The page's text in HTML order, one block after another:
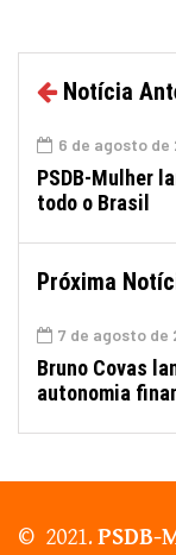
Notícia
6 de agosto de
PSDB-Mulher
todo o Brasil
Próxima
7 de agosto de
Bruno Covas
autonomia
© 2021.PSDB-